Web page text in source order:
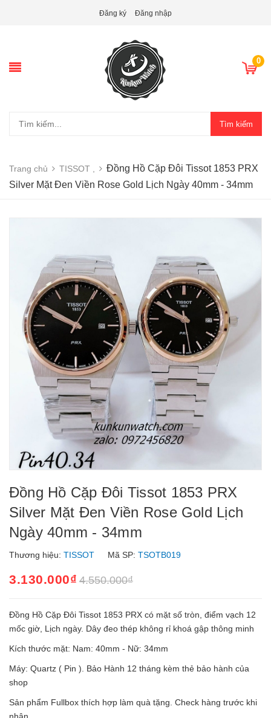
Đăng ký Đăng nhập
0
Tìm kiếm
Trang chủ TISSOT ,
Đồng Hồ Cặp Đôi Tissot 1853 PRX
Silver Mặt Đen Viền Rose Gold Lịch Ngày 40mm - 34mm
Đồng Hồ Cặp Đôi Tissot 1853 PRX
Silver Mặt Đen Viền Rose Gold Lịch
Ngày 40mm - 34mm
Thương hiệu: TISSOT Mã SP: TSOTB019
3.130.000₫ 4.550.000₫
Đồng Hồ Cặp Đôi Tissot 1853 PRX có mặt số tròn, điểm vạch 12
mốc giờ, Lịch ngày. Dây đeo thép không rỉ khoá gập thông minh
Kích thước mặt: Nam: 40mm - Nữ: 34mm
Máy: Quartz ( Pin ). Bảo Hành 12 tháng kèm thẻ bảo hành của
shop
Sản phẩm Fullbox thích hợp làm quà tặng. Check hàng trước khi